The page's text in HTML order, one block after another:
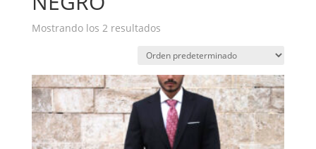
Mostrando los 2 resultados